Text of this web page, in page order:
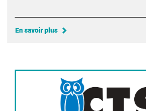
En savoir plus